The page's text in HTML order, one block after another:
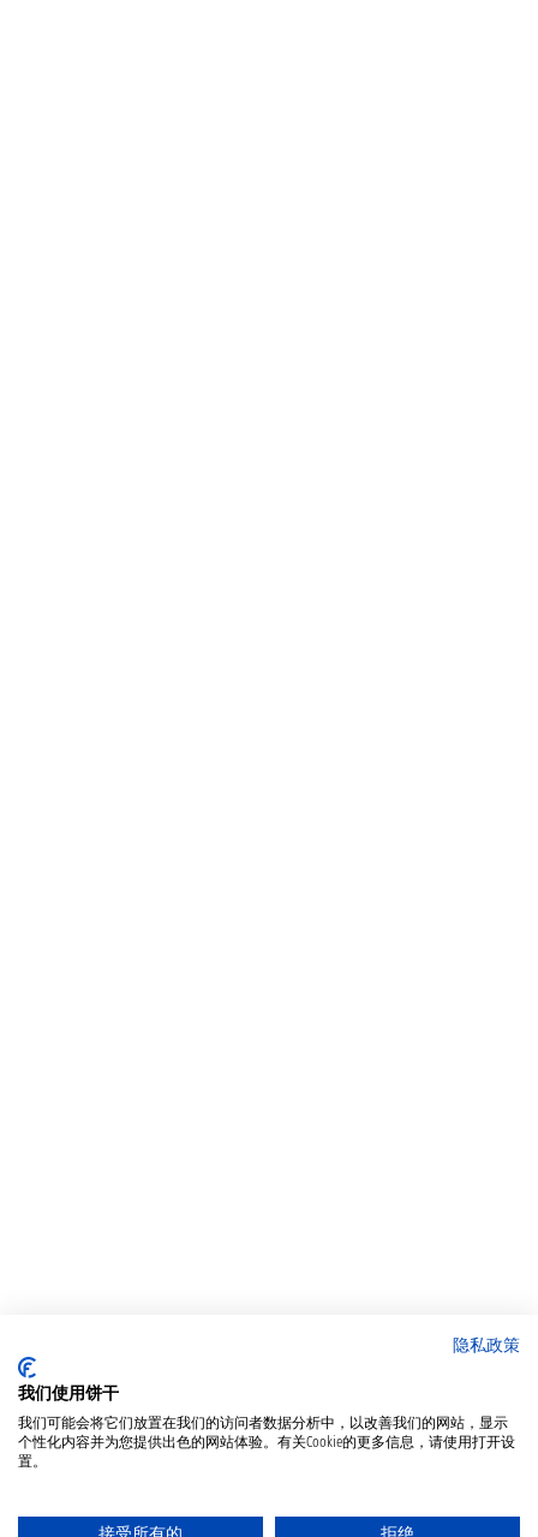
隐私政策
我们使用饼干
我们可能会将它们放置在我们的访问者数据分析中，以改善我们的网站，显示
个性化内容并为您提供出色的网站体验。有关Cookie的更多信息，请使用打开设
置。